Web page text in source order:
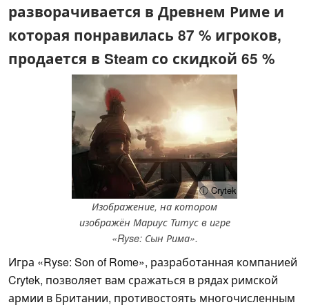
разворачивается в Древнем Риме и
которая понравилась 87 % игроков,
продается в Steam со скидкой 65 %
ⓘ Crytek
Изображение, на котором
изображён Мариус Титус в игре
«Ryse: Сын Рима».
Игра «Ryse: Son of Rome», разработанная компанией
Crytek, позволяет вам сражаться в рядах римской
армии в Британии, противостоять многочисленным